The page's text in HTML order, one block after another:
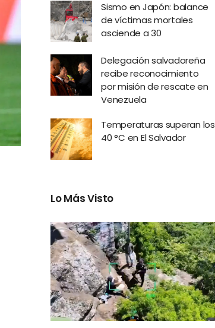
Sismo en Japón: balance
de víctimas mortales
asciende a 30
Delegación salvadoreña
recibe reconocimiento
por misión de rescate en
Venezuela
Temperaturas superan los
40 °C en El Salvador
Lo Más Visto